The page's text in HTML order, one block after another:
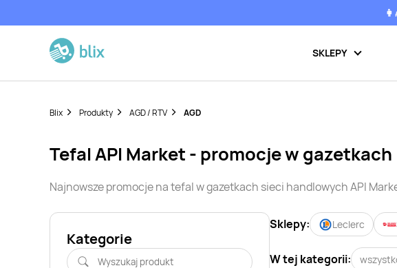
SKLEPY
Blix Produkty AGD / RTV AGD
tefalAPI Market - promocje w gazetkach
Najnowsze promocje natefalw gazetkach sieci handlowychAPI
Kategorie
Sklepy: Leclerc
W tej kategorii: